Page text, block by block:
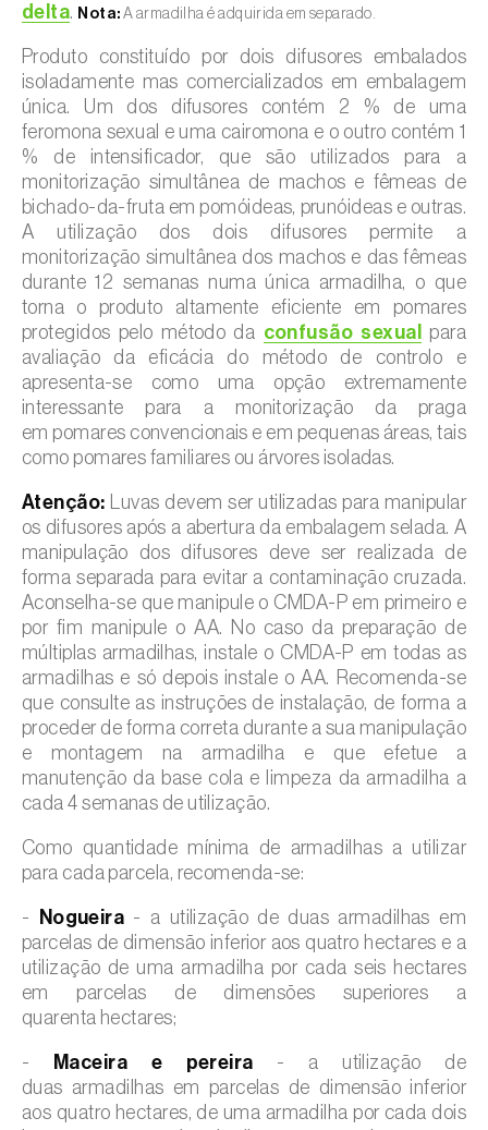
delta. Nota: A armadilha é adquirida em separado.
Produto constituído por dois difusores embalados
isoladamente mas comercializados em embalagem
única. Um dos difusores contém 2 % de uma
feromona sexual e uma cairomona e o outro contém 1
% de intensificador, que são utilizados para a
monitorização simultânea de machos e fêmeas de
bichado-da-fruta em pomóideas, prunóideas e outras.
A utilização dos dois difusores permite a
monitorização simultânea dos machos e das fêmeas
durante 12 semanas numa única armadilha, o que
torna o produto altamente eficiente em pomares
protegidos pelo método da confusão sexual
para
avaliação da eficácia do método de controlo e
apresenta-se como uma opção extremamente
interessante para a monitorização da praga
em pomares convencionais e em pequenas áreas, tais
como pomares familiares ou árvores isoladas.
Atenção: Luvas devem ser utilizadas para manipular
os difusores após a abertura da embalagem selada. A
manipulação dos difusores deve ser realizada de
forma separada para evitar a contaminação cruzada.
Aconselha-se que manipule o CMDA-P em primeiro e
por fim manipule o AA. No caso da preparação de
múltiplas armadilhas, instale o CMDA-P em todas as
armadilhas e só depois instale o AA. Recomenda-se
que consulte as instruções de instalação, de forma a
proceder de forma correta durante a sua manipulação
e montagem na armadilha e que efetue a
manutenção da base cola e limpeza da armadilha a
cada 4 semanas de utilização.
Como quantidade mínima de armadilhas a utilizar
para cada parcela, recomenda-se:
- Nogueira - a utilização de duas armadilhas em
parcelas de dimensão inferior aos quatro hectares e a
utilização de uma armadilha por cada seis hectares
em parcelas de dimensões superiores a
quarenta hectares;
- Maceira e pereira - a utilização de
duas armadilhas em parcelas de dimensão inferior
aos quatro hectares, de uma armadilha por cada dois